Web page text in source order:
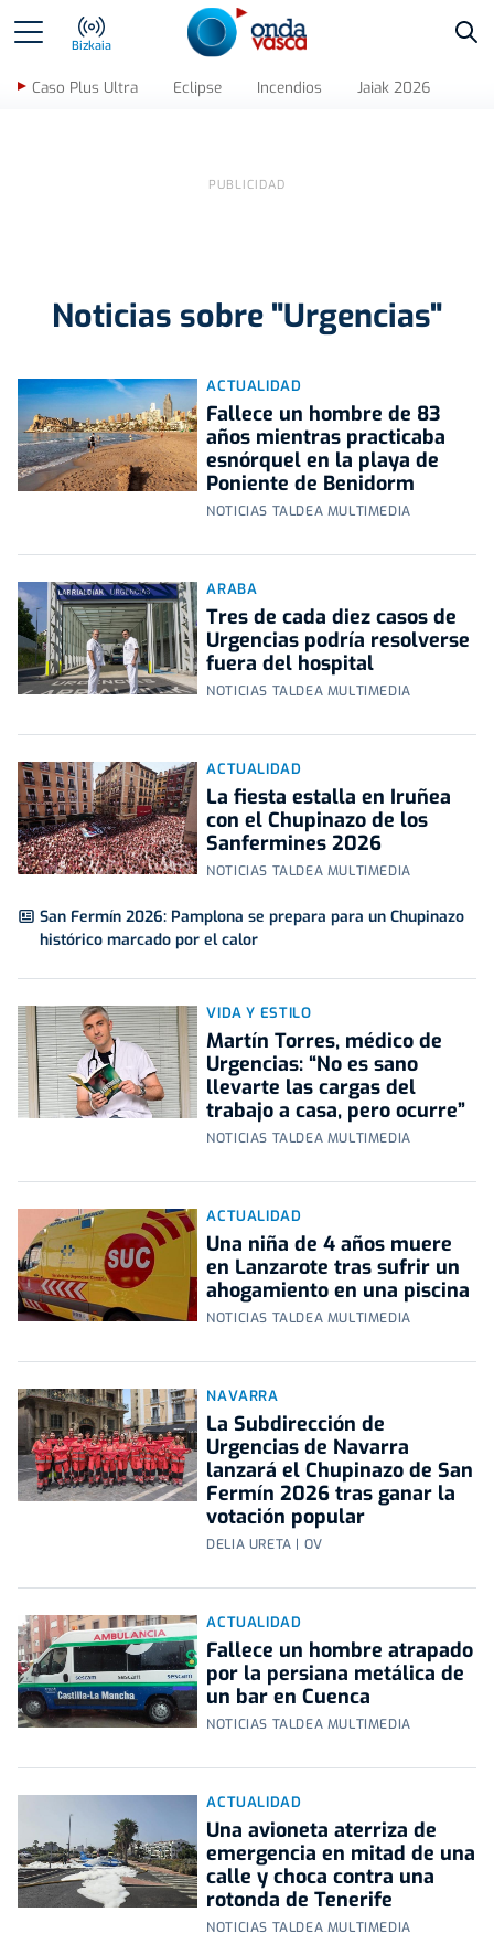
Bizkaia
Caso Plus Ultra Eclipse Incendios Jaiak 2026
Noticias sobre "Urgencias"
ACTUALIDAD
Fallece un hombre de 83
años mientras practicaba
esnórquel en la playa de
Poniente de Benidorm
NOTICIAS TALDEA MULTIMEDIA
ARABA
Tres de cada diez casos de
Urgencias podría resolverse
fuera del hospital
NOTICIAS TALDEA MULTIMEDIA
ACTUALIDAD
La fiesta estalla en Iruñea
con el Chupinazo de los
Sanfermines 2026
NOTICIAS TALDEA MULTIMEDIA
San Fermín 2026: Pamplona se prepara para un Chupinazo
histórico marcado por el calor
VIDA Y ESTILO
Martín Torres, médico de
Urgencias: “No es sano
llevarte las cargas del
trabajo a casa, pero ocurre”
NOTICIAS TALDEA MULTIMEDIA
ACTUALIDAD
Una niña de 4 años muere
en Lanzarote tras sufrir un
ahogamiento en una piscina
NOTICIAS TALDEA MULTIMEDIA
NAVARRA
La Subdirección de
Urgencias de Navarra
lanzará el Chupinazo de San
Fermín 2026 tras ganar la
votación popular
DELIA URETA | OV
ACTUALIDAD
Fallece un hombre atrapado
por la persiana metálica de
un bar en Cuenca
NOTICIAS TALDEA MULTIMEDIA
ACTUALIDAD
Una avioneta aterriza de
emergencia en mitad de una
calle y choca contra una
rotonda de Tenerife
NOTICIAS TALDEA MULTIMEDIA